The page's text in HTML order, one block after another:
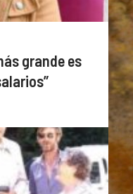
grande es